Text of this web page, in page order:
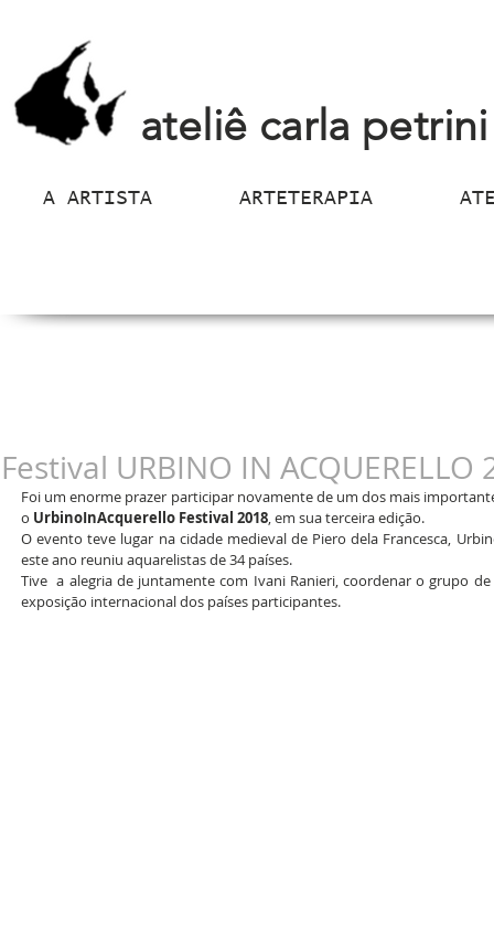
ateliê carla petrini
A ARTISTA ARTETERAPIA
Festival URBINO IN ACQUERELLO
Foi um enorme prazer participar novamente de um dos mais
o UrbinoInAcquerello Festival 2018, em sua terceira edição.
O evento teve lugar na cidade medieval de Piero dela Francesca,
este ano reuniu aquarelistas de 34 países.
Tive  a alegria de juntamente com Ivani Ranieri, coordenar o grupo
exposição internacional dos países participantes.